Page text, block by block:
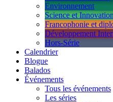
Environnement
Science et
Francophonie et
Développement
Hors-Série
Calendrier
Blogue
Balados
Événements
Tous les événements
Les séries